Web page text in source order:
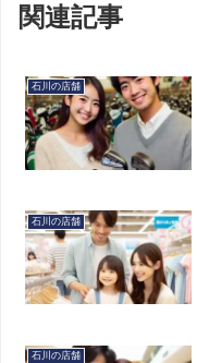
関連記事
石川の店舗
石川の店舗
石川の店舗